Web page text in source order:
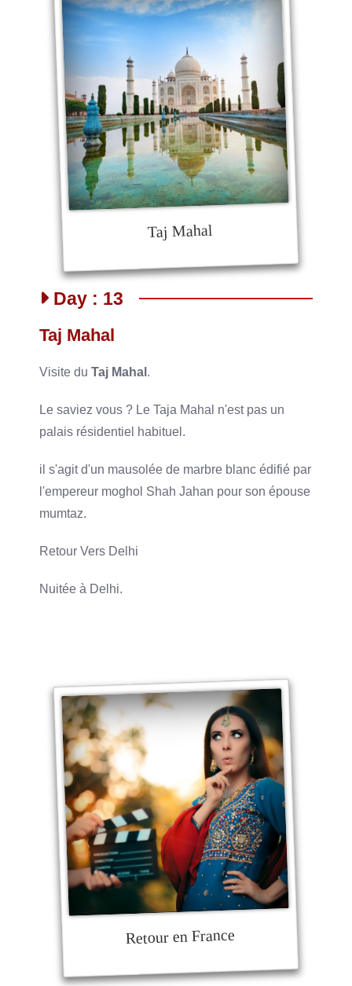
Taj Mahal
Day : 13
Taj Mahal
Visite duTaj Mahal .
Le saviez vous ? Le Taja Mahal n'est pas un
palais résidentiel habituel.
il s'agit d'un mausolée de marbre blanc édifié par
l'empereur moghol Shah Jahan pour son épouse
mumtaz.
Retour Vers Delhi
Nuitée à Delhi.
Retour en France